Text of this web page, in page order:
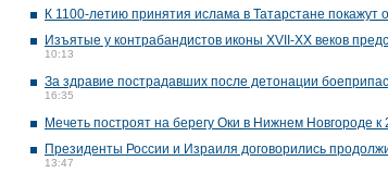
К 1100-летию принятия ислама в Татарстане
Изъятые у контрабандистов иконы XVII-XX веков
10:13
За здравие пострадавших после детонации
16:35
Мечеть построят на берегу Оки в Нижнем Новгороде к
Президенты России и Израиля договорились
13:47